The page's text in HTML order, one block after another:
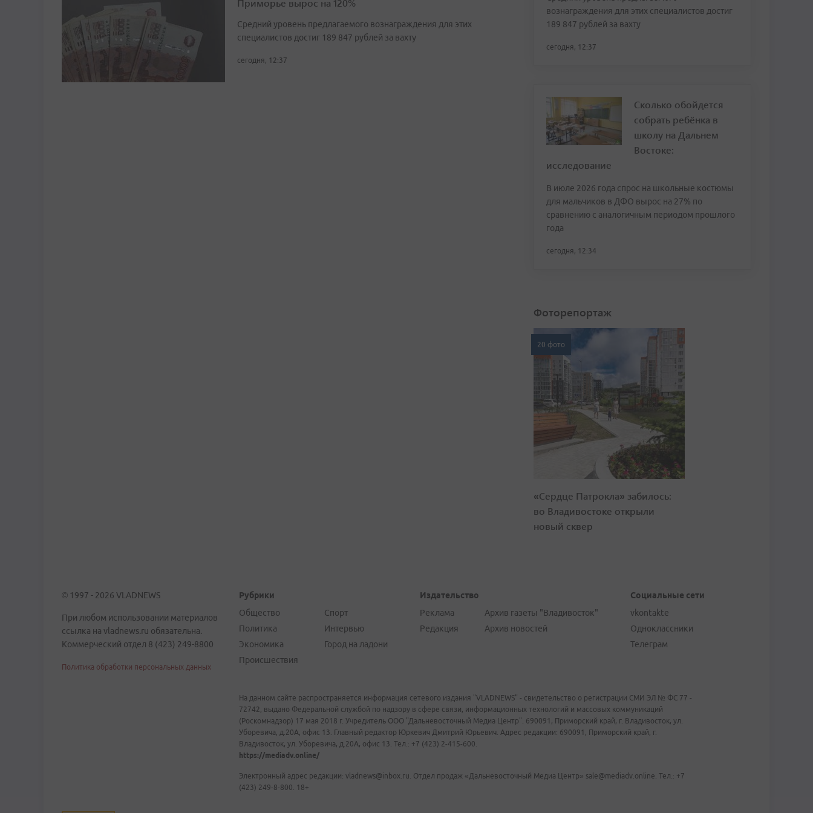
Приморье вырос на 120%
Средний уровень предлагаемого вознаграждения для этих
специалистов достиг 189 847 рублей за вахту
сегодня, 12:37
вознаграждения для этих специалистов достиг
189 847 рублей за вахту
сегодня, 12:37
Сколько обойдется
собрать ребёнка в
школу на Дальнем
Востоке:
исследование
В июле 2026 года спрос на школьные костюмы
для мальчиков в ДФО вырос на 27% по
сравнению с аналогичным периодом прошлого
года
сегодня, 12:34
Фоторепортаж
20 фото
«Сердце Патрокла» забилось:
во Владивостоке открыли
новый сквер
© 1997 - 2026 VLADNEWS
При любом использовании материалов
ссылка на vladnews.ru обязательна.
Коммерческий отдел 8 (423) 249-8800
Политика обработки персональных данных
Рубрики
Общество
Политика
Экономика
Происшествия
Спорт
Интервью
Город на ладони
Издательство
Реклама
Редакция
Архив газеты "Владивосток"
Архив новостей
Социальные сети
vkontakte
Одноклассники
Телеграм
На данном сайте распространяется информация сетевого издания "VLADNEWS" - свидетельство о регистрации СМИ ЭЛ № ФС 77 -
72742, выдано Федеральной службой по надзору в сфере связи, информационных технологий и массовых коммуникаций
(Роскомнадзор) 17 мая 2018 г. Учредитель ООО "Дальневосточный Медиа Центр". 690091, Приморский край, г. Владивосток, ул.
Уборевича, д.20А, офис 13. Главный редактор Юркевич Дмитрий Юрьевич. Адрес редакции: 690091, Приморский край, г.
Владивосток, ул. Уборевича, д.20А, офис 13. Тел.: +7 (423) 2-415-600.
https://mediadv.online/
Электронный адрес редакции: vladnews@inbox.ru. Отдел продаж «Дальневосточный Медиа Центр» sale@mediadv.online. Тел.: +7
(423) 249-8-800. 18+